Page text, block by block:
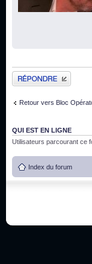
Publier une réponse
Retour vers Bloc
QUI EST EN LIGNE
Utilisateurs parcourant ce
Index du forum